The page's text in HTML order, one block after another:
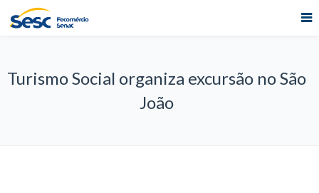
Turismo Social organiza excursão no São
João